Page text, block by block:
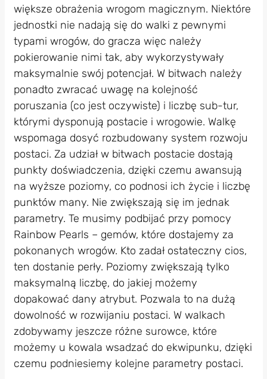
większe obrażenia wrogom magicznym. Niektóre
jednostki nie nadają się do walki z pewnymi
typami wrogów, do gracza więc należy
pokierowanie nimi tak, aby wykorzystywały
maksymalnie swój potencjał. W bitwach należy
ponadto zwracać uwagę na kolejność
poruszania (co jest oczywiste) i liczbę sub-tur,
którymi dysponują postacie i wrogowie. Walkę
wspomaga dosyć rozbudowany system rozwoju
postaci. Za udział w bitwach postacie dostają
punkty doświadczenia, dzięki czemu awansują
na wyższe poziomy, co podnosi ich życie i liczbę
punktów many. Nie zwiększają się im jednak
parametry. Te musimy podbijać przy pomocy
Rainbow Pearls – gemów, które dostajemy za
pokonanych wrogów. Kto zadał ostateczny cios,
ten dostanie perły. Poziomy zwiększają tylko
maksymalną liczbę, do jakiej możemy
dopakować dany atrybut. Pozwala to na dużą
dowolność w rozwijaniu postaci. W walkach
zdobywamy jeszcze różne surowce, które
możemy u kowala wsadzać do ekwipunku, dzięki
czemu podniesiemy kolejne parametry postaci.